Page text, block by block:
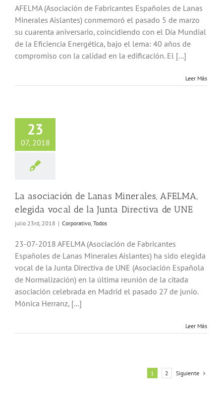
AFELMA (Asociación de Fabricantes Españoles de Lanas
Minerales Aislantes) conmemoró el pasado 5 de marzo
su cuarenta aniversario, coincidiendo con el Día Mundial
de la Eficiencia Energética, bajo el lema: 40 años de
compromiso con la calidad en la edificación. El [...]
Leer Más
23
07, 2018
La asociación de Lanas Minerales, AFELMA,
elegida vocal de la Junta Directiva de UNE
julio 23rd, 2018 | Corporativo Todos
23-07-2018 AFELMA (Asociación de Fabricantes
Españoles de Lanas Minerales Aislantes) ha sido elegida
vocal de la Junta Directiva de UNE (Asociación Española
de Normalización) en la última reunión de la citada
asociación celebrada en Madrid el pasado 27 de junio.
Mónica Herranz, [...]
Leer Más
1 2 Siguiente